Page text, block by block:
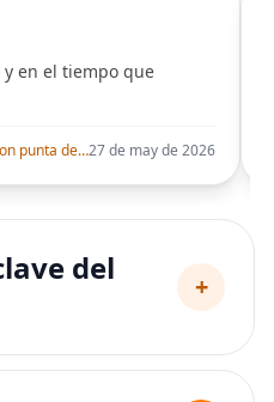
en el tiempo que
Ohuhu Marcadores de alcohol con punta de pincel – Juego de marcadores artísticos de doble punta con certificación AP para artistas adultos27 de may de 2026
del
+